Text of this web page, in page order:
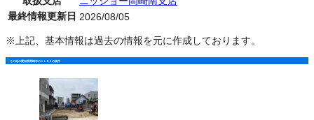
最終情報更新日 2026/08/05
※上記、基本情報は過去の情報を元に作成しております。
その他の愛知県岡崎市の１ＬＤＫの物件